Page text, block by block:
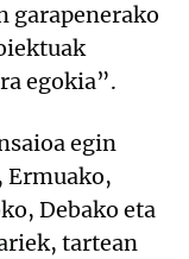
garapenerako
egokia”.
egin
Ermuako,
Debako eta
tartean